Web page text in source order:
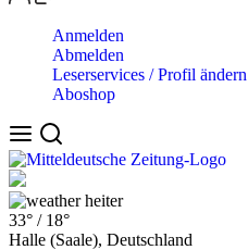
Anmelden
Abmelden
Leserservices / Profil ändern
Aboshop
heiter
33° / 18°
Halle (Saale), Deutschland